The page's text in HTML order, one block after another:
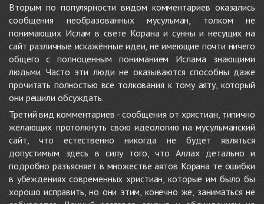
Вторым по популярности видом комментариев оказались
сообщения необразованных мусульман, толком не
понимающих Ислам в свете Корана и сунны и несущих на
сайт различные искажённые идеи, не имеющие почти ничего
общего с полноценным пониманием Ислама знающими
людьми. Часто эти люди не оказываются способны даже
прочитать полностью все толкования к тому аяту, который
они решили обсуждать.
Третий вид комментариев - сообщения от христиан, типично
желающих протолкнуть свою идеологию на мусульманский
сайт, что естественно никогда не будет являться
допустимым здесь в силу того, что Аллах детально и
подробно разъясняет в множестве аятов Корана те ошибки
в убеждениях современных христиан, которые им было бы
хорошо исправить, но они этим, конечно же, заниматься не